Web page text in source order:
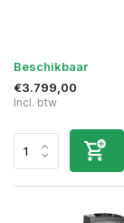
Beschikbaar
€3.799,00
Incl. btw